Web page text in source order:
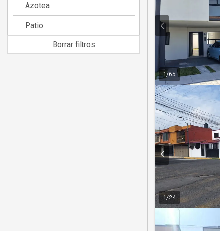
1 /65
1 /24
Azotea
Patio
Borrar filtros